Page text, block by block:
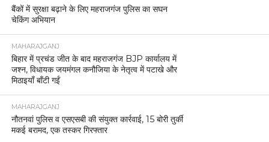
बैंकों में सुरक्षा बढ़ाने के लिए महराजगंज पुलिस का सघन
चेकिंग अभियान
MAHARAJGANJ
बिहार में प्रचंड जीत के बाद महराजगंज BJP कार्यालय में
जश्न, विधायक जयमंगल कनौजिया के नेतृत्व में पटाखे और
मिठाइयाँ बाँटी गईं
MAHARAJGANJ
नौतनवां पुलिस व एसएसबी की संयुक्त कार्रवाई, 15 बोरी तुर्की
मकई बरामद, एक तस्कर गिरफ्तार